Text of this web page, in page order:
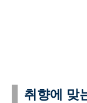
취향에 맞